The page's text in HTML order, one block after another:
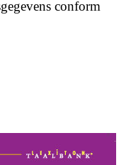
conform